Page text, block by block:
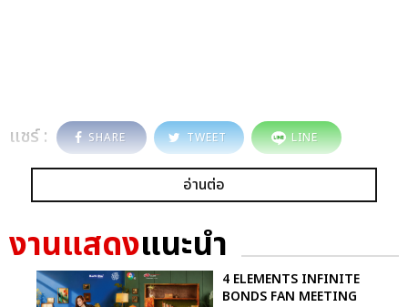
แชร์ : SHARE TWEET LINE
อ่านต่อ
งานแสดงแนะนำ
4 ELEMENTS INFINITE
BONDS FAN MEETING